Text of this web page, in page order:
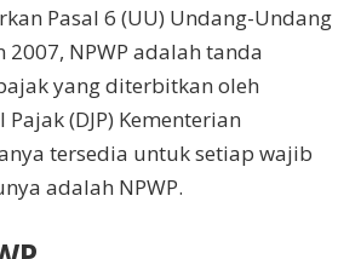
Pasal 6 (UU) Undang-Undang
NPWP adalah tanda
yang diterbitkan oleh
(DJP) Kementerian
tersedia untuk setiap wajib
adalah NPWP.